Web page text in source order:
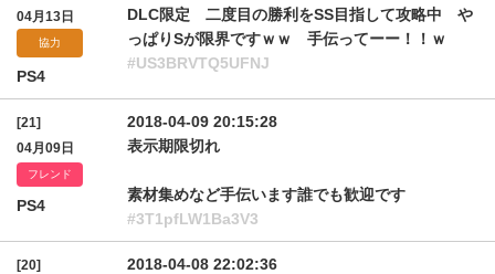
04月13日
協力
PS4
DLC限定 二度目の勝利をSS目指して攻略中 や
っぱりSが限界ですｗｗ 手伝ってーー！！ｗ
#US3BRVTQ5UFNJ
[21]
04月09日
フレンド
PS4
2018-04-09 20:15:28
表示期限切れ
素材集めなど手伝います誰でも歓迎です
#3T1pfLW1Ba3V3
[20]
2018-04-08 22:02:36